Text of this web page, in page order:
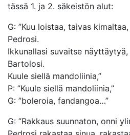
tässä 1. ja 2. säkeistön alut:
G: ”Kuu loistaa, taivas
Pedrosi.
Ikkunallasi suvaitse
Bartolosi.
Kuule siellä mandoliinia,”
P: ”Kuule siellä mandoliinia,”
G: ”boleroia, fandangoa…”
G: ”Rakkaus suunnaton, onni